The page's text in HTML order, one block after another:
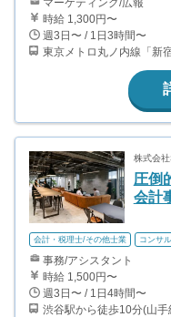
マーケティング/広報
時給 1,300円〜
週3日〜 / 1日3時間〜
株式会
圧倒
会計
会計・税理士/その他士業 コンサ
事務/アシスタント
時給 1,500円〜
週3日〜 / 1日4時間〜